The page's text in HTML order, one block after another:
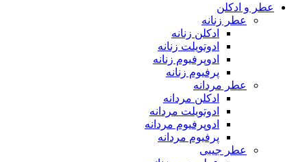
عطر و ادکلن
عطر زنانه
ادکلن زنانه
ادوتویلت زنانه
ادوپرفیوم زنانه
پرفیوم زنانه
عطر مردانه
ادکلن مردانه
ادوتویلت مردانه
ادوپرفیوم مردانه
پرفیوم مردانه
عطر جیبی